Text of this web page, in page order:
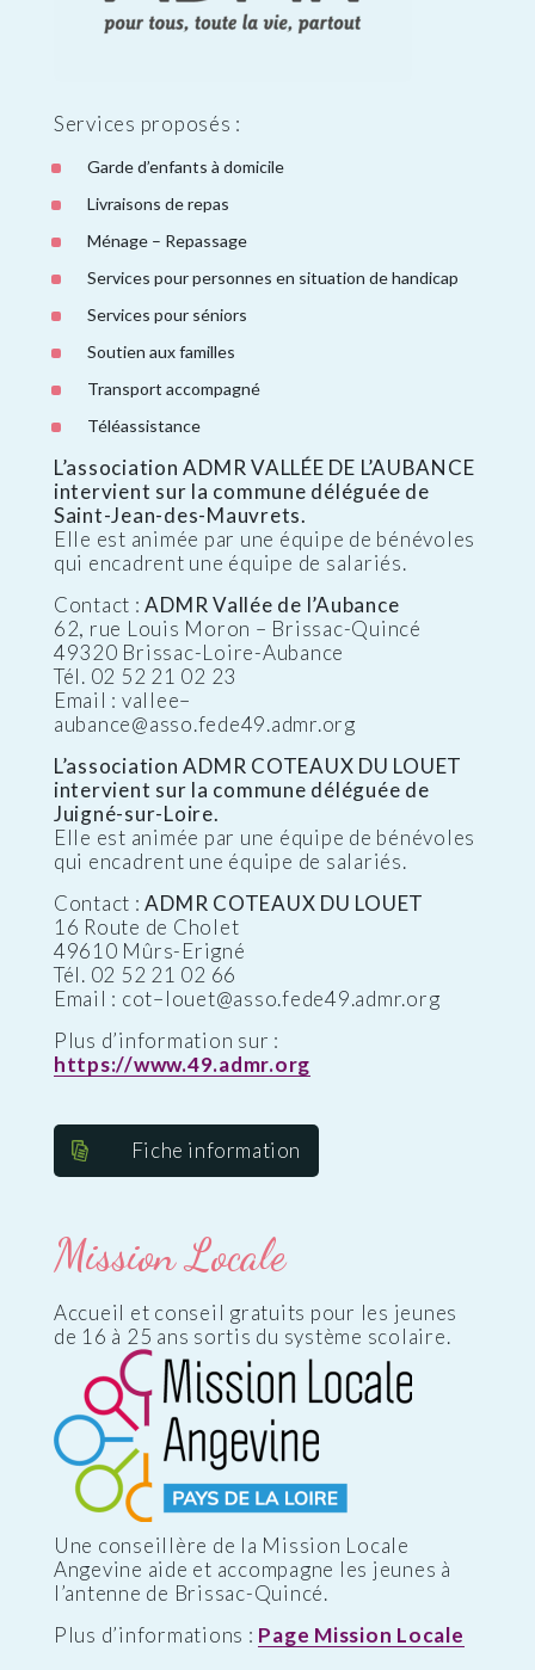
Services proposés :
Garde d’enfants à domicile
Livraisons de repas
Ménage – Repassage
Services pour personnes en situation de handicap
Services pour séniors
Soutien aux familles
Transport accompagné
Téléassistance
L’association ADMR VALLÉE DE L’AUBANCE
intervient sur la commune déléguée de
Saint-Jean-des-Mauvrets.
Elle est animée par une équipe de bénévoles
qui encadrent une équipe de salariés.
Contact :ADMR Vallée de l’Aubance
62, rue Louis Moron – Brissac-Quincé
49320 Brissac-Loire-Aubance
Tél. 02 52 21 02 23
Email : vallee–
aubance@asso.fede49.admr.org
L’association ADMR COTEAUX DU LOUET
intervient sur la commune déléguée de
Juigné-sur-Loire.
Elle est animée par une équipe de bénévoles
qui encadrent une équipe de salariés.
Contact :ADMR COTEAUX DU LOUET
16 Route de Cholet
49610 Mûrs-Erigné
Tél. 02 52 21 02 66
Email : cot–louet@asso.fede49.admr.org
Plus d’information sur :
https://www.49.admr.org
Fiche information
Mission Locale
Accueil et conseil gratuits pour les jeunes
de 16 à 25 ans sortis du système scolaire.
Une conseillère de la Mission Locale
Angevine aide et accompagne les jeunes à
l’antenne de Brissac-Quincé.
Plus d’informations : Page Mission Locale